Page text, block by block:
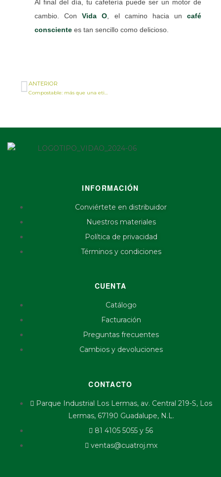
Al final del día, tu cafetería puede ser un motor de
cambio. ConVida O , el camino hacia un café
consciente es tan sencillo como delicioso.
ANTERIOR
INFORMACIÓN
Conviértete en distribuidor
Nuestros materiales
Política de privacidad
Términos y condiciones
CUENTA
Catálogo
Facturación
Preguntas frecuentes
Cambios y devoluciones
CONTACTO
Parque Industrial Los Lermas, av. Central 219-S, Los
Lermas, 67190 Guadalupe, N.L.
81 4105 5055 y 56
ventas@cuatroj.mx